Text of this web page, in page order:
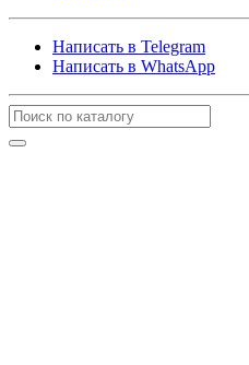
Написать в Telegram
Написать в WhatsApp